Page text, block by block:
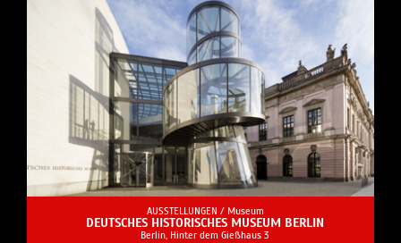
AUSSTELLUNGEN / Museum
DEUTSCHES HISTORISCHES MUSEUM BERLIN
Berlin, Hinter dem Gießhaus 3